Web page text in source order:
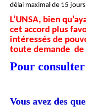
délai maximal de 15
L’UNSA, bien
cet accord plus
intéressés de
toute demande de
Pour
Vous avez des